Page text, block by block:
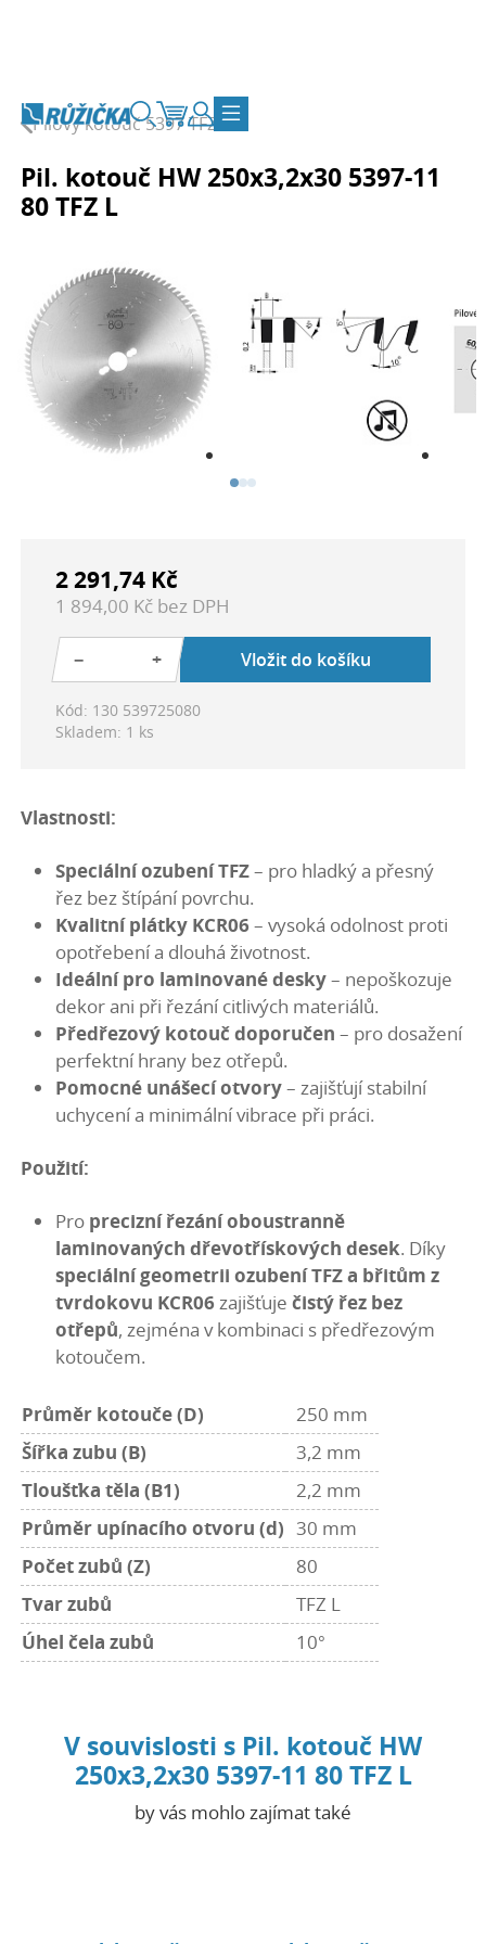
Vyhledávání
KošíkZákaznický účet
Přepnout navigaci
Pilový kotouč 5397 TFZ
Pil. kotouč HW 250x3,2x30 5397-11
80 TFZ L
2 291,74 Kč
1 894,00 Kč bez DPH
− + Vložit do košíku
Kód: 130 539725080
Skladem: 1 ks
Vlastnosti:
Speciální ozubení TFZ– pro hladký a přesný
řez bez štípání povrchu.
Kvalitní plátky KCR06 – vysoká odolnost proti
opotřebení a dlouhá životnost.
Ideální pro laminované desky– nepoškozuje
dekor ani při řezání citlivých materiálů.
Předřezový kotouč doporučen – pro dosažení
perfektní hrany bez otřepů.
Pomocné unášecí otvory– zajišťují stabilní
uchycení a minimální vibrace při práci.
Použití:
Pro precizní řezání oboustranně
laminovaných dřevotřískových desek. Díky
speciální geometrii ozubení TFZ a břitům z
tvrdokovu KCR06 zajišťuječistý řez bez
otřepů, zejména v kombinaci s předřezovým
kotoučem.
Průměr kotouče (D)
250 mm
Šířka zubu (B)
3,2 mm
Tloušťka těla (B1)
2,2 mm
Průměr upínacího otvoru (d) 30 mm
Počet zubů (Z)
80
Tvar zubů
TFZ L
Úhel čela zubů
10°
V souvislosti s Pil. kotouč HW
250x3,2x30 5397-11 80 TFZ L
by vás mohlo zajímat také